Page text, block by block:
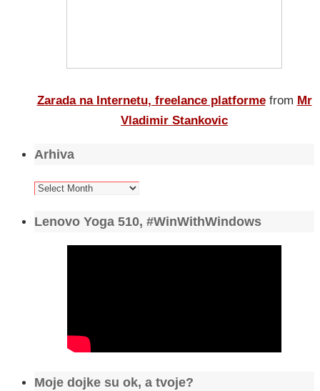
Zarada na Internetu, freelance platforme from Mr
Vladimir Stankovic
Arhiva
Arhiva
Lenovo Yoga 510, #WinWithWindows
Moje dojke su ok, a tvoje?